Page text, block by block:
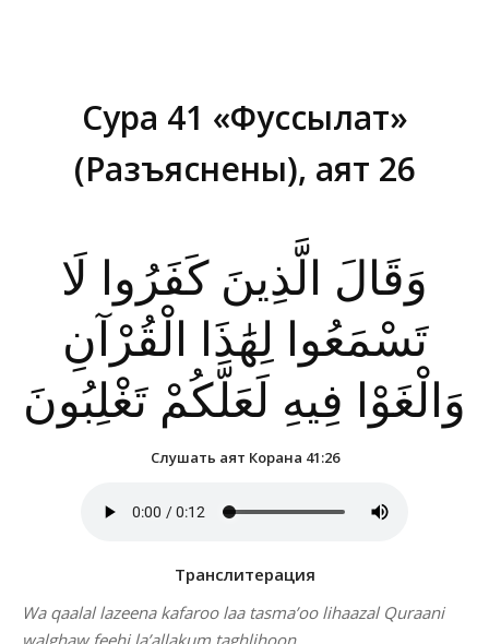
Сура 41 «Фуссылат»
(Разъяснены), аят 26
وَقَالَ الَّذِينَ كَفَرُوا لَا
تَسْمَعُوا لِهَٰذَا الْقُرْآنِ
وَالْغَوْا فِيهِ لَعَلَّكُمْ تَغْلِبُونَ
Слушать аят Корана 41:26
Транслитерация
Wa qaalal lazeena kafaroo laa tasma’oo lihaazal Quraani
walghaw feehi la’allakum taghlihoon